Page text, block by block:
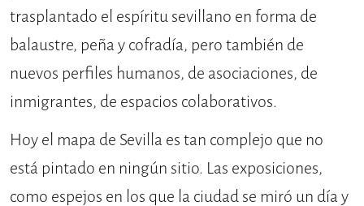
trasplantado el espíritu sevillano en forma de
balaustre, peña y cofradía, pero también de
nuevos perfiles humanos, de asociaciones, de
inmigrantes, de espacios colaborativos.
Hoy el mapa de Sevilla es tan complejo que no
está pintado en ningún sitio. Las exposiciones,
como espejos en los que la ciudad se miró un día y